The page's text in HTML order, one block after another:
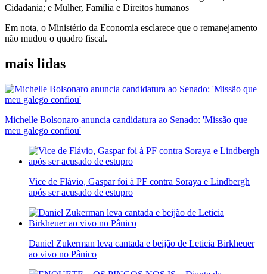
Cidadania; e Mulher, Família e Direitos humanos
Em nota, o Ministério da Economia esclarece que o remanejamento
não mudou o quadro fiscal.
mais lidas
Michelle Bolsonaro anuncia candidatura ao Senado: 'Missão que
meu galego confiou'
Vice de Flávio, Gaspar foi à PF contra Soraya e Lindbergh
após ser acusado de estupro
Daniel Zukerman leva cantada e beijão de Leticia Birkheuer
ao vivo no Pânico